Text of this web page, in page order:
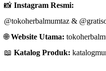
📸 Instagram Resmi:
@tokoherbalmumtaz &
🌐Website Utama:
📖 Katalog Produk: